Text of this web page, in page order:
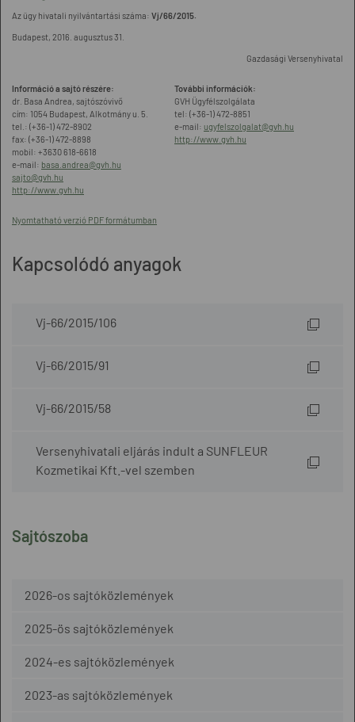
Sajtószoba
2026-os sajtóközlemények
2025-ös sajtóközlemények
2024-es sajtóközlemények
2023-as sajtóközlemények
Az ügy hivatali nyilvántartási száma: Vj/66/2015.
Budapest, 2016. augusztus 31.
Gazdasági Versenyhivatal
Információ a sajtó részére:
dr. Basa Andrea, sajtószóvivő
cím: 1054 Budapest, Alkotmány u. 5.
tel.: (+36-1) 472-8902
fax: (+36-1) 472-8898
mobil: +3630 618-6618
e-mail: basa.andrea@gvh.hu
sajto@gvh.hu
http://www.gvh.hu
További információk:
GVH Ügyfélszolgálata
tel: (+36-1) 472-8851
e-mail: ugyfelszolgalat@gvh.hu
http://www.gvh.hu
Nyomtatható verzió PDF formátumban
Kapcsolódó anyagok
Vj-66/2015/106
Vj-66/2015/91
Vj-66/2015/58
Versenyhivatali eljárás indult a SUNFLEUR
Kozmetikai Kft.-vel szemben